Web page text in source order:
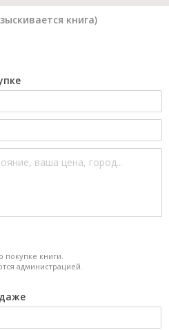
книга)
покупке книги.
администрацией.